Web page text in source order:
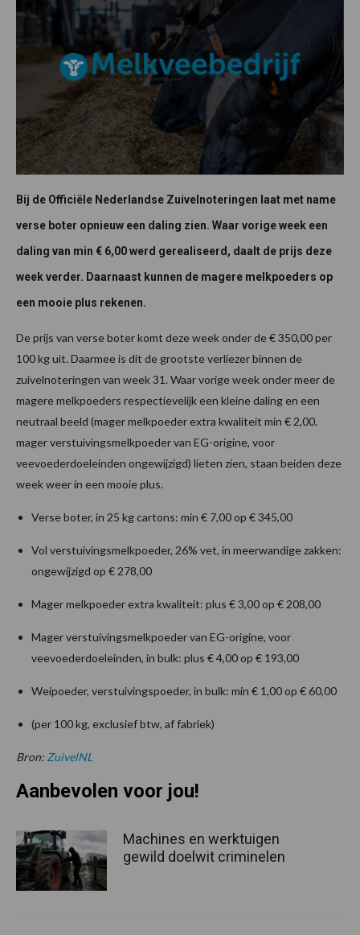
Bij de Officiële Nederlandse Zuivelnoteringen laat met name
verse boter opnieuw een daling zien. Waar vorige week een
daling van min € 6,00 werd gerealiseerd, daalt de prijs deze
week verder. Daarnaast kunnen de magere melkpoeders op
een mooie plus rekenen.
De prijs van verse boter komt deze week onder de € 350,00 per
100 kg uit. Daarmee is dit de grootste verliezer binnen de
zuivelnoteringen van week 31. Waar vorige week onder meer de
magere melkpoeders respectievelijk een kleine daling en een
neutraal beeld (mager melkpoeder extra kwaliteit min € 2,00.
mager verstuivingsmelkpoeder van EG-origine, voor
veevoederdoeleinden ongewijzigd) lieten zien, staan beiden deze
week weer in een mooie plus.
Verse boter, in 25 kg cartons: min € 7,00 op € 345,00
Vol verstuivingsmelkpoeder, 26% vet, in meerwandige zakken:
ongewijzigd op € 278,00
Mager melkpoeder extra kwaliteit: plus € 3,00 op € 208,00
Mager verstuivingsmelkpoeder van EG-origine, voor
veevoederdoeleinden, in bulk: plus € 4,00 op € 193,00
Weipoeder, verstuivingspoeder, in bulk: min € 1,00 op € 60,00
(per 100 kg, exclusief btw, af fabriek)
Bron: ZuivelNL
Aanbevolen voor jou!
Machines en werktuigen
gewild doelwit criminelen